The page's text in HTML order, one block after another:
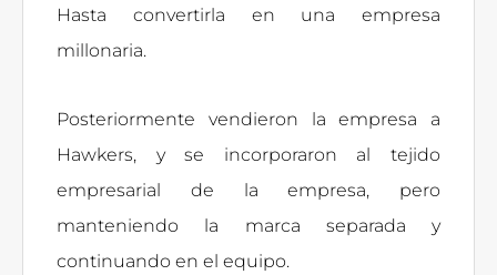
Hasta convertirla en una empresa
millonaria.
Posteriormente vendieron la empresa a
Hawkers, y se incorporaron al tejido
empresarial de la empresa, pero
manteniendo la marca separada y
continuando en el equipo.